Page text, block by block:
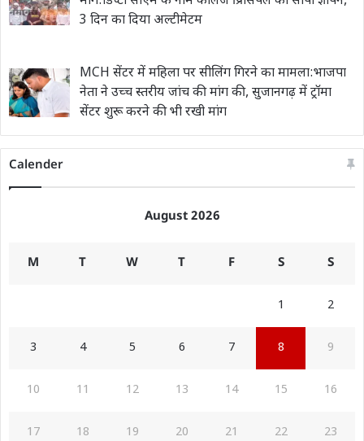
3 दिन का दिया अल्टीमेटम
MCH सेंटर में महिला पर सीलिंग गिरने का मामला:भाजपा
नेता ने उच्च स्तरीय जांच की मांग की, सुजानगढ़ में ट्रॉमा
सेंटर शुरू करने की भी रखी मांग
Calender
August 2026
M T W T F S S
1 2
3 4 5 6 7 8 9
10 11 12 13 14 15 16
17 18 19 20 21 22 23